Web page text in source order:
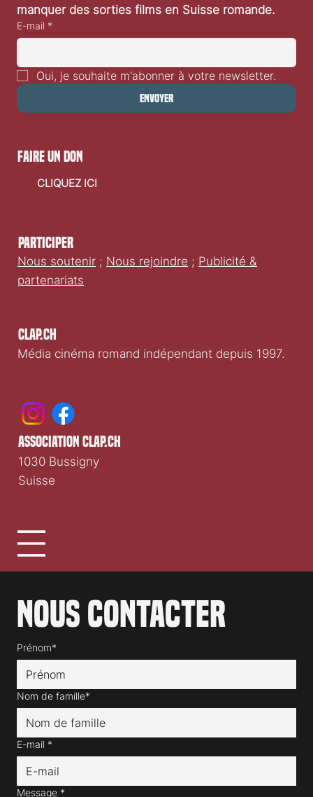
manquer des sorties films en Suisse romande.
E-mail *
Oui, je souhaite m'abonner à votre newsletter.
Envoyer
Clap.ch
Média cinéma romand indépendant depuis 1997.
Participer
Nous soutenir ; Nous rejoindre ; Publicité &
partenariats
Nous contacter
Prénom*
Nom de famille*
E-mail *
Message *
faire un don
CLIQUEZ ICI
association clap.ch
1030 Bussigny
Suisse